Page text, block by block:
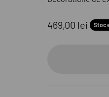
Preț redus
469,00 lei Stoc